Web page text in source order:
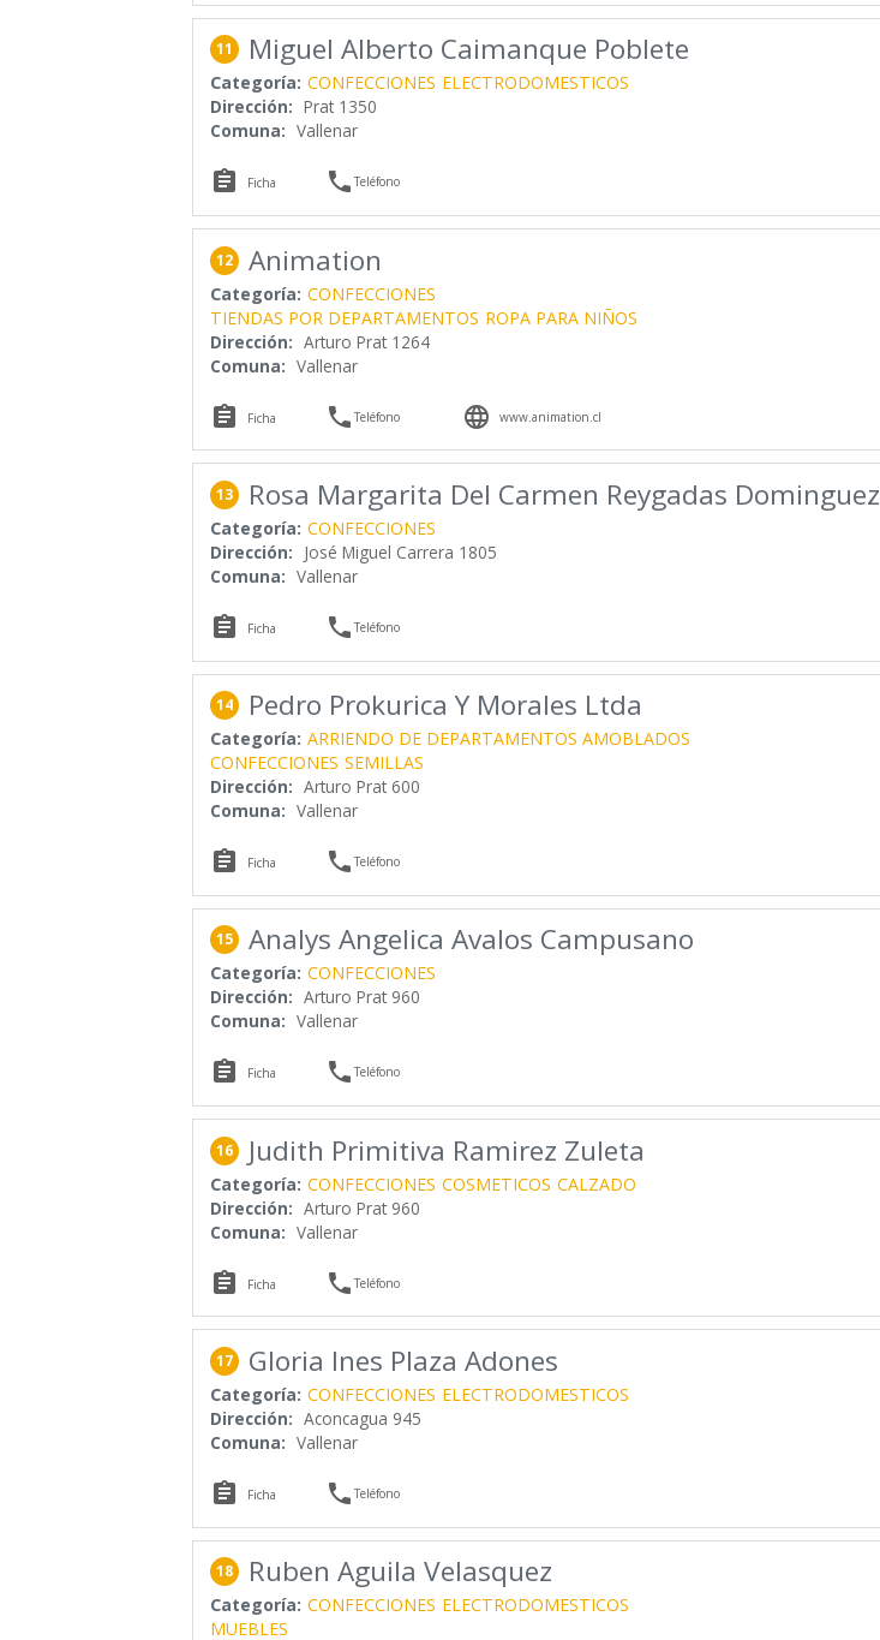
11 Miguel Alberto Caimanque Poblete
Categoría: CONFECCIONES ELECTRODOMESTICOS
Dirección: Prat 1350
Comuna: Vallenar
 Ficha Teléfono
12 Animation
Categoría: CONFECCIONES
TIENDAS POR DEPARTAMENTOS ROPA PARA NIÑOS
Dirección: Arturo Prat 1264
Comuna: Vallenar
 Ficha Teléfono  www.animation.cl
13 Rosa Margarita Del Carmen Reygadas Dominguez
Categoría: CONFECCIONES
Dirección: José Miguel Carrera 1805
Comuna: Vallenar
 Ficha Teléfono
14 Pedro Prokurica Y Morales Ltda
Categoría: ARRIENDO DE DEPARTAMENTOS AMOBLADOS
CONFECCIONES SEMILLAS
Dirección: Arturo Prat 600
Comuna: Vallenar
 Ficha Teléfono
15 Analys Angelica Avalos Campusano
Categoría: CONFECCIONES
Dirección: Arturo Prat 960
Comuna: Vallenar
 Ficha Teléfono
16 Judith Primitiva Ramirez Zuleta
Categoría: CONFECCIONES COSMETICOS CALZADO
Dirección: Arturo Prat 960
Comuna: Vallenar
 Ficha Teléfono
17 Gloria Ines Plaza Adones
Categoría: CONFECCIONES ELECTRODOMESTICOS
Dirección: Aconcagua 945
Comuna: Vallenar
 Ficha Teléfono
18 Ruben Aguila Velasquez
Categoría: CONFECCIONES ELECTRODOMESTICOS
MUEBLES